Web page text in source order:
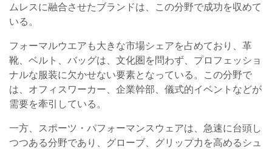
ムレスに融合させたブランドは、この分野で成功を収めて
いる。
フォーマルウエアも大きな市場シェアを占めており、革
靴、ベルト、バッグは、文化圏を問わず、プロフェッショ
ナルな服装に欠かせない要素となっている。この分野で
は、オフィスワーカー、企業幹部、儀式的イベントなどが
需要を牽引している。
一方、スポーツ・パフォーマンスウェアは、急速に台頭し
つつある分野であり、グローブ、グリップ力を高めるシュ